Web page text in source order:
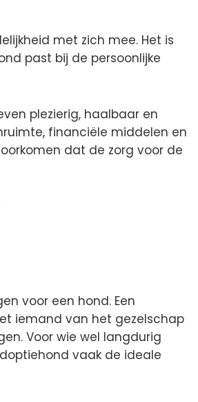
met zich mee. Het is
past bij de persoonlijke
plezierig, haalbaar en
financiële middelen en
dat de zorg voor de
voor een hond. Een
iemand van het gezelschap
Voor wie wel langdurig
vaak de ideale